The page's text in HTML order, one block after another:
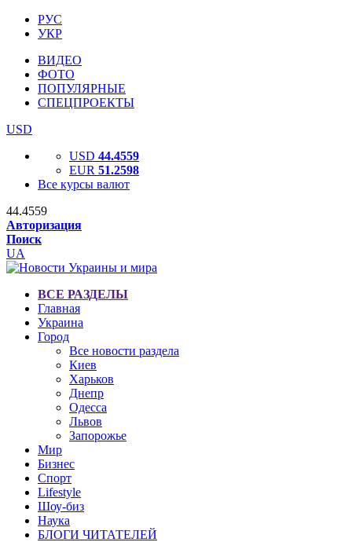
РУС
УКР
ВИДЕО
ФОТО
ПОПУЛЯРНЫЕ
СПЕЦПРОЕКТЫ
USD
USD 44.4559
EUR 51.2598
Все курсы валют
44.4559
Авторизация
Поиск
UA
ВСЕ РАЗДЕЛЫ
Главная
Украина
Город
Все новости раздела
Киев
Харьков
Днепр
Одесса
Львов
Запорожье
Мир
Бизнес
Спорт
Lifestyle
Шоу-биз
Наука
БЛОГИ ЧИТАТЕЛЕЙ